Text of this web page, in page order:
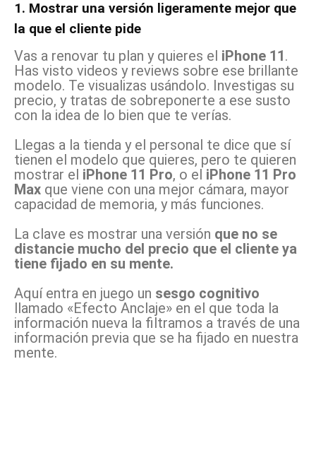
1. Mostrar una versión ligeramente mejor que
la que el cliente pide
Vas a renovar tu plan y quieres el iPhone 11.
Has visto videos y reviews sobre ese brillante
modelo. Te visualizas usándolo. Investigas su
precio, y tratas de sobreponerte a ese susto
con la idea de lo bien que te verías.
Llegas a la tienda y el personal te dice que sí
tienen el modelo que quieres, pero te quieren
mostrar el iPhone 11 Pro, o el iPhone 11 Pro
Max que viene con una mejor cámara, mayor
capacidad de memoria, y más funciones.
La clave es mostrar una versión que no se
distancie mucho del precio que el cliente ya
tiene fijado en su mente.
Aquí entra en juego un sesgo cognitivo
llamado «Efecto Anclaje» en el que toda la
información nueva la filtramos a través de una
información previa que se ha fijado en nuestra
mente.